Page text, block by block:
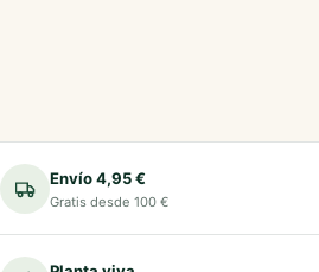
Envío 4,95 €
Gratis desde 100 €